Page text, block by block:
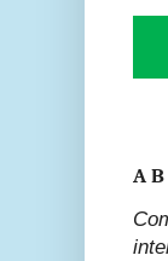
A B